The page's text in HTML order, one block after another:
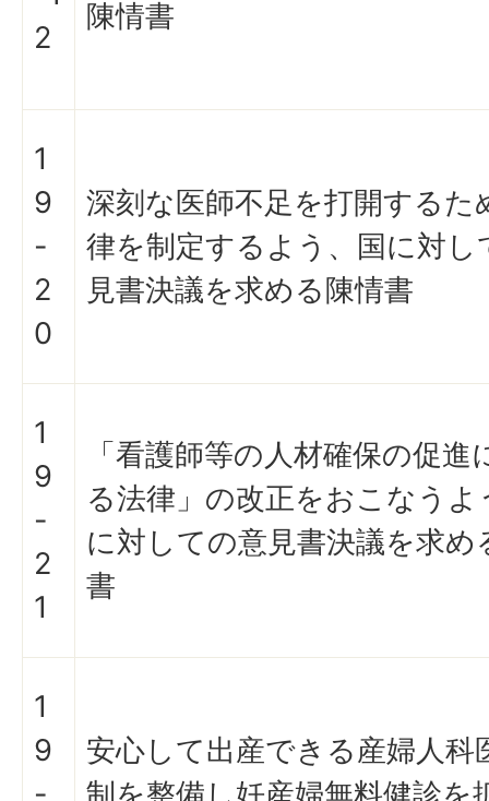
2
陳情書
1
9
-
2
0
深刻な医師不足を打開するた
律を制定するよう、国に対し
見書決議を求める陳情書
1
9
-
2
1
「看護師等の人材確保の促進
る法律」の改正をおこなうよ
に対しての意見書決議を求め
書
1
9
安心して出産できる産婦人科